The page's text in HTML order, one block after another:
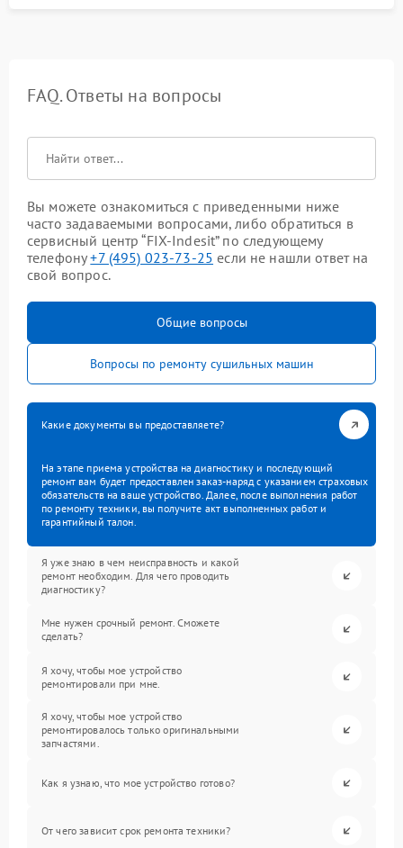
FAQ. Ответы на вопросы
Вы можете ознакомиться с приведенными ниже
часто задаваемыми вопросами, либо обратиться в
сервисный центр “FIX-Indesit” по следующему
телефону+7 (495) 023-73-25 если не нашли ответ на
свой вопрос.
Общие вопросы
Вопросы по ремонту сушильных машин
Какие документы вы предоставляете?
На этапе приема устройства на диагностику и последующий
ремонт вам будет предоставлен заказ-наряд с указанием страховых
обязательств на ваше устройство. Далее, после выполнения работ
по ремонту техники, вы получите акт выполненных работ и
гарантийный талон.
Я уже знаю в чем неисправность и какой
ремонт необходим. Для чего проводить
диагностику?
Мне нужен срочный ремонт. Сможете
сделать?
Я хочу, чтобы мое устройство
ремонтировали при мне.
Я хочу, чтобы мое устройство
ремонтировалось только оригинальными
запчастями.
Как я узнаю, что мое устройство готово?
От чего зависит срок ремонта техники?